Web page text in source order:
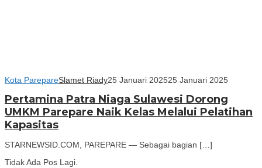
Kota ParepareSlamet Riady25 Januari 202525 Januari 2025
Pertamina Patra Niaga Sulawesi Dorong
UMKM Parepare Naik Kelas Melalui Pelatihan
Kapasitas
STARNEWSID.COM, PAREPARE — Sebagai bagian […]
Tidak Ada Pos Lagi.